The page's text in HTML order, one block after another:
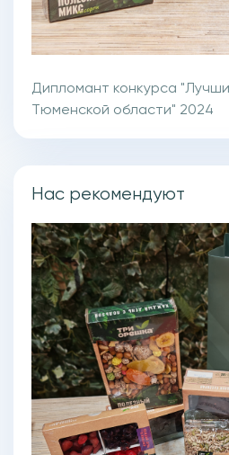
Дипломант конкурса
Тюменской области" 2024
Нас рекомендуют